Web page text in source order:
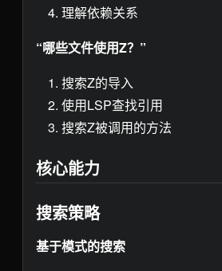
理解依赖关系
“哪些文件使用Z？”
搜索Z的导入
使用LSP查找引用
搜索Z被调用的方法
核心能力
搜索策略
基于模式的搜索